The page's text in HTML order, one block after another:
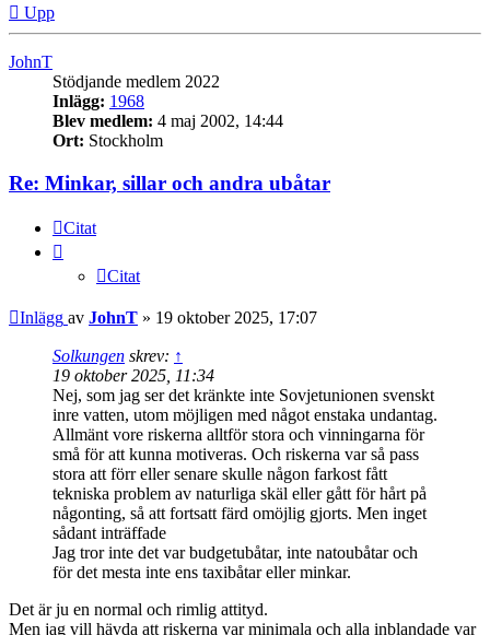
Upp
JohnT
Stödjande medlem 2022
Inlägg: 1968
Blev medlem: 4 maj 2002, 14:44
Ort: Stockholm
Re: Minkar, sillar och andra ubåtar
Citat
Citat
Inlägg av JohnT » 19 oktober 2025, 17:07
Solkungen skrev: ↑
19 oktober 2025, 11:34
Nej, som jag ser det kränkte inte Sovjetunionen svenskt
inre vatten, utom möjligen med något enstaka undantag.
Allmänt vore riskerna alltför stora och vinningarna för
små för att kunna motiveras. Och riskerna var så pass
stora att förr eller senare skulle någon farkost fått
tekniska problem av naturliga skäl eller gått för hårt på
någonting, så att fortsatt färd omöjlig gjorts. Men inget
sådant inträffade
Jag tror inte det var budgetubåtar, inte natoubåtar och
för det mesta inte ens taxibåtar eller minkar.
Det är ju en normal och rimlig attityd.
Men jag vill hävda att riskerna var minimala och alla inblandade var